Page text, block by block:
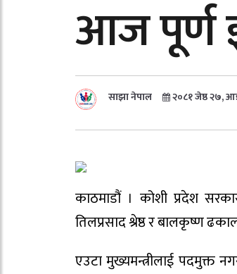
आज पूर्ण
साझा नेपाल २०८१ जेष्ठ २७,
काठमाडौं । कोशी प्रदेश
तिलप्रसाद श्रेष्ठ र बालकृष्ण
एउटा मुख्यमन्त्रीलाई पदमुक्त